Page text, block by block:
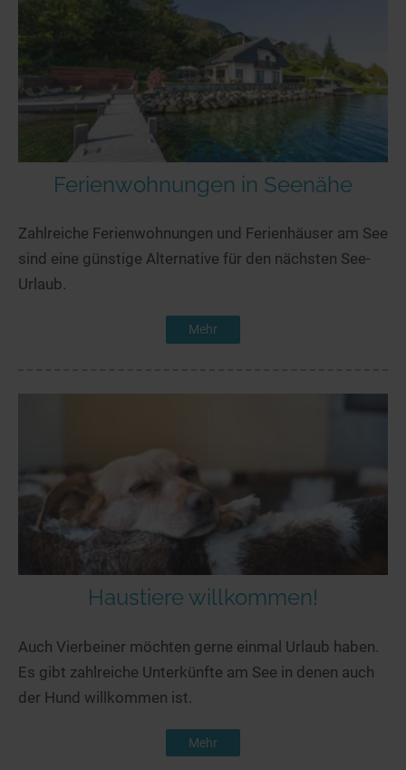
Ferienwohnungen in Seenähe
Zahlreiche Ferienwohnungen und Ferienhäuser am See
sind eine günstige Alternative für den nächsten See-
Urlaub.
Mehr
Haustiere willkommen!
Auch Vierbeiner möchten gerne einmal Urlaub haben.
Es gibt zahlreiche Unterkünfte am See in denen auch
der Hund willkommen ist.
Mehr